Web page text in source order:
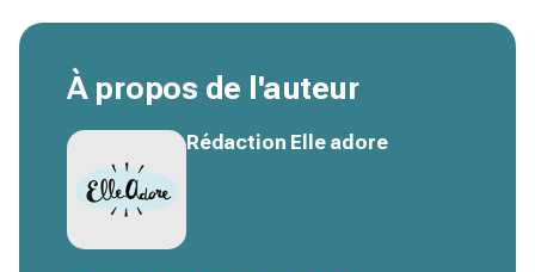
À propos de l'auteur
Rédaction Elle adore